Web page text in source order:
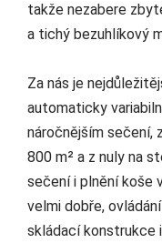
takže nezabere
a tichý bezuhlíkový
Za nás je
automaticky
náročnějším sečení,
800 m² a z nuly na
sečení i plnění koše
velmi dobře,
skládací konstrukce